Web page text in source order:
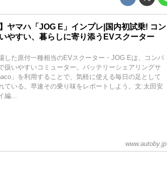
】ヤマハ「JOG E」インプレ|国内初試乗! コン
やすい、暮らしに寄り添うEVスクーター
した原付一種相当のEVスクーター・JOG Eは、コンパ
扱いやすいコミューター。バッテリーシェアリングサ
」を利用することで、気軽に使える毎日の足として
ている。早速その乗り味をレポートしよう。文:太田安
編...
www.autoby.jp